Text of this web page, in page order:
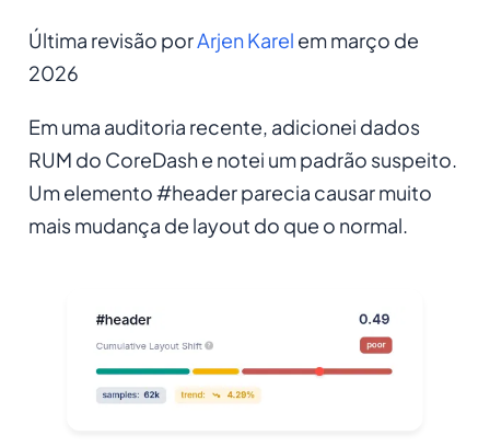
Última revisão porArjen Karel em março de
2026
Em uma auditoria recente, adicionei dados
RUM do CoreDash e notei um padrão suspeito.
Um elemento #header parecia causar muito
mais mudança de layout do que o normal.